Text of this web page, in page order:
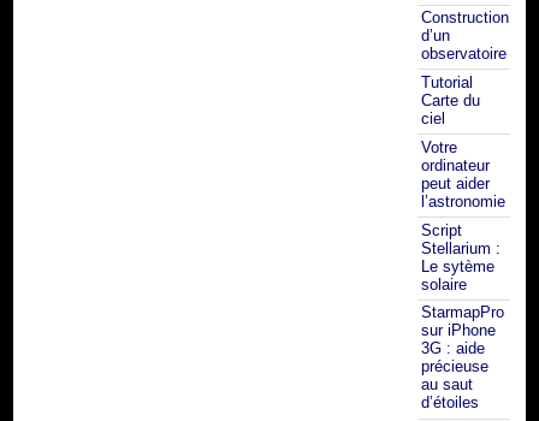
Construction
d’un
observatoire
Tutorial
Carte du
ciel
Votre
ordinateur
peut aider
l’astronomie
Script
Stellarium :
Le sytème
solaire
StarmapPro
sur iPhone
3G : aide
précieuse
au saut
d’étoiles